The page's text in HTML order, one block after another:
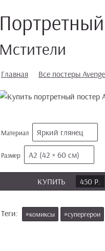
Мстители
Главная Все постеры
Материал Яркий глянец
Размер А2 (42 × 60 см)
КУПИТЬ 450 Р.
Теги: #комиксы #супергерои